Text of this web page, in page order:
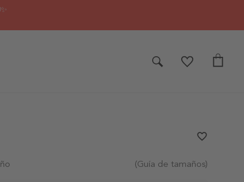
(Guía de tamaños)
favorite_border